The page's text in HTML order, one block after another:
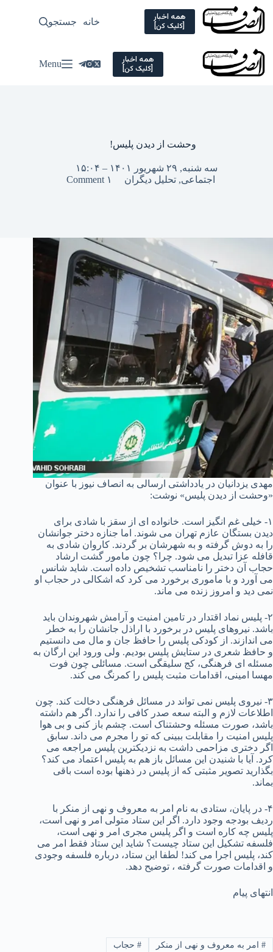
Skip
content
همه اخبار
[کلیک کن] خانه سیاسی
جستجو
همه اخبار
[کلیک کن] Menu
وحشت از دیدن پلیس!
سه شنبه, ۲۹ شهریور ۱۴۰۱ – ۱۵:۰۴
اجتماعی,تحلیل دیگران ۱ Comment
مهدی یزدانیان در یادداشتی ارسالی به انصاف نیوز با عنوان
«وحشت از دیدن پلیس» نوشت:
۱- خیلی غم انگیز است. خانواده ای از سقز با شادی برای
دیدن بستگان عازم تهران می شوند. اما جنازه دختر جوانشان
را به دوش گرفته و به شهرشان بر گردند. کاروان شادی به
قافله عزا تبدیل می شود. چرا؟ چون مامور گشت ارشاد
حجاب آن دختر را نامناسب تشخیص داده است. شاید شانس
می آورد و با ماموری برخورد می کرد که اشکالی در حجاب او
نمی دید و امروز زنده می ماند.
۲- پلیس نماد اقتدار در تامین امنیت و آرامش شهروندان باید
باشد. نیروهای پلیس در برخورد با اراذل جانشان را به خطر
می اندازند. از کودکی پلیس را حافظ جان و مال می دانستیم
و حافظ شعری در ستایش پلیس بودیم. ولی ورود این ارگان به
مسئله ای فرهنگی، کج سلیقگی است. مسائلی چون فوت
مهسا امینی، اقدامات مثبت پلیس را کمرنگ می کند.
۳- نیروی پلیس نمی تواند در مسائل فرهنگی دخالت کند. چون
اطلاعات لازم و البته سعه صدر کافی را ندارد. اگر هم داشته
باشد، صورت مسئله وحشتناک است. چشم باز کنی و بی هوا
پلیس امنیت را مقابلت ببینی که تو را مجرم می داند. سابق
اگر دختری مزاحمی داشت به نزدیکترین پلیس مراجعه می
کرد. آیا با شنیدن این مسائل باز هم به پلیس اعتماد می کند؟
بگذارید تصویر مثبتی که از پلیس در ذهنها بوده است باقی
بماند.
۴- در پایان، ستادی به نام امر به معروف و نهی از منکر با
ردیف بودجه وجود دارد. اگر این ستاد متولی امر و نهی است،
پلیس چه کاره است و اگر پلیس مجری امر و نهی است،
فلسفه تشکیل این ستاد چیست؟ شاید این ستاد فقط امر می
کند، پلیس اجرا می کند! لطفا این ستاد، درباره فلسفه وجودی
و اقدامات صورت گرفته ، توضیح دهد.
انتهای پیام
#امر به معروف و نهی از منکر #حجاب